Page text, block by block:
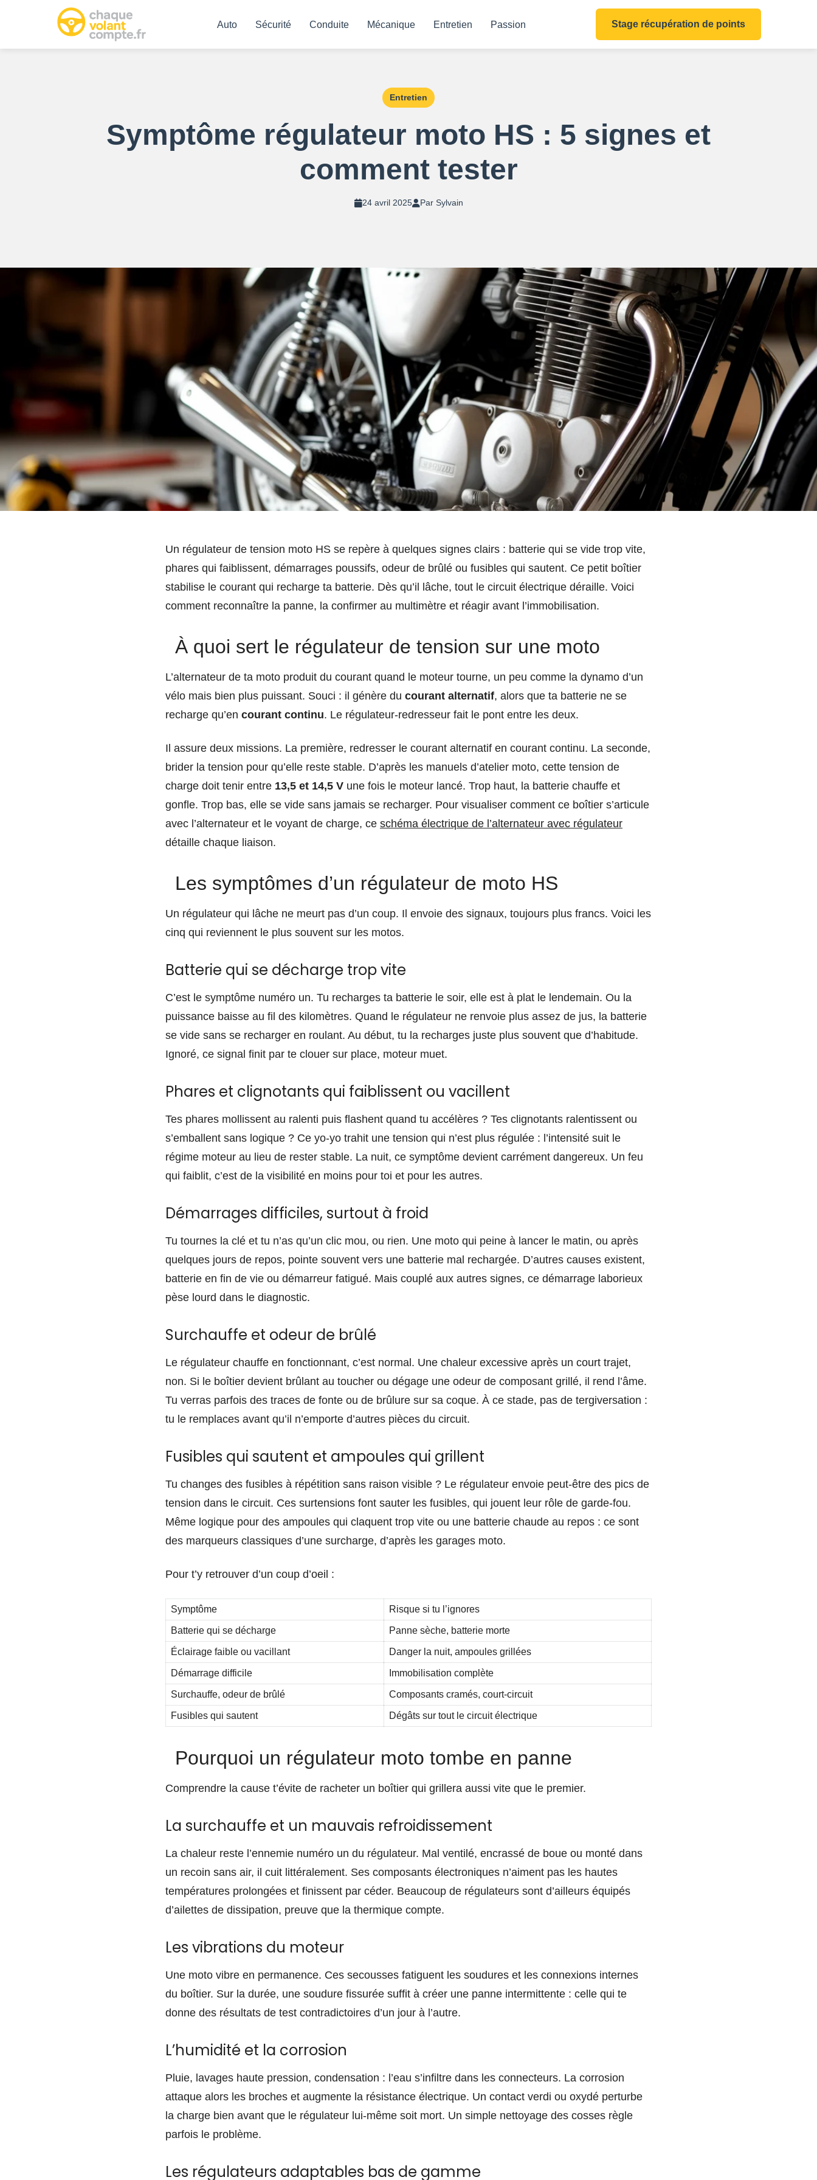
Auto Sécurité Conduite Mécanique Entretien Passion Stage récupération de points
Entretien
Symptôme régulateur moto HS : 5 signes et
comment tester
24 avril 2025 Par Sylvain
Un régulateur de tension moto HS se repère à quelques signes clairs : batterie qui se vide trop vite,
phares qui faiblissent, démarrages poussifs, odeur de brûlé ou fusibles qui sautent. Ce petit boîtier
stabilise le courant qui recharge ta batterie. Dès qu’il lâche, tout le circuit électrique déraille. Voici
comment reconnaître la panne, la confirmer au multimètre et réagir avant l’immobilisation.
À quoi sert le régulateur de tension sur une moto
L’alternateur de ta moto produit du courant quand le moteur tourne, un peu comme la dynamo d’un
vélo mais bien plus puissant. Souci : il génère du courant alternatif, alors que ta batterie ne se
recharge qu’en courant continu. Le régulateur-redresseur fait le pont entre les deux.
Il assure deux missions. La première, redresser le courant alternatif en courant continu. La seconde,
brider la tension pour qu’elle reste stable. D’après les manuels d’atelier moto, cette tension de
charge doit tenir entre 13,5 et 14,5 V une fois le moteur lancé. Trop haut, la batterie chauffe et
gonfle. Trop bas, elle se vide sans jamais se recharger. Pour visualiser comment ce boîtier s’articule
avec l’alternateur et le voyant de charge, ce schéma électrique de l’alternateur avec régulateur
détaille chaque liaison.
Les symptômes d’un régulateur de moto HS
Un régulateur qui lâche ne meurt pas d’un coup. Il envoie des signaux, toujours plus francs. Voici les
cinq qui reviennent le plus souvent sur les motos.
Batterie qui se décharge trop vite
C’est le symptôme numéro un. Tu recharges ta batterie le soir, elle est à plat le lendemain. Ou la
puissance baisse au fil des kilomètres. Quand le régulateur ne renvoie plus assez de jus, la batterie
se vide sans se recharger en roulant. Au début, tu la recharges juste plus souvent que d’habitude.
Ignoré, ce signal finit par te clouer sur place, moteur muet.
Phares et clignotants qui faiblissent ou vacillent
Tes phares mollissent au ralenti puis flashent quand tu accélères ? Tes clignotants ralentissent ou
s’emballent sans logique ? Ce yo-yo trahit une tension qui n’est plus régulée : l’intensité suit le
régime moteur au lieu de rester stable. La nuit, ce symptôme devient carrément dangereux. Un feu
qui faiblit, c’est de la visibilité en moins pour toi et pour les autres.
Démarrages difficiles, surtout à froid
Tu tournes la clé et tu n’as qu’un clic mou, ou rien. Une moto qui peine à lancer le matin, ou après
quelques jours de repos, pointe souvent vers une batterie mal rechargée. D’autres causes existent,
batterie en fin de vie ou démarreur fatigué. Mais couplé aux autres signes, ce démarrage laborieux
pèse lourd dans le diagnostic.
Surchauffe et odeur de brûlé
Le régulateur chauffe en fonctionnant, c’est normal. Une chaleur excessive après un court trajet,
non. Si le boîtier devient brûlant au toucher ou dégage une odeur de composant grillé, il rend l’âme.
Tu verras parfois des traces de fonte ou de brûlure sur sa coque. À ce stade, pas de tergiversation :
tu le remplaces avant qu’il n’emporte d’autres pièces du circuit.
Fusibles qui sautent et ampoules qui grillent
Tu changes des fusibles à répétition sans raison visible ? Le régulateur envoie peut-être des pics de
tension dans le circuit. Ces surtensions font sauter les fusibles, qui jouent leur rôle de garde-fou.
Même logique pour des ampoules qui claquent trop vite ou une batterie chaude au repos : ce sont
des marqueurs classiques d’une surcharge, d’après les garages moto.
Pour t’y retrouver d’un coup d’oeil :
Symptôme Risque si tu l’ignores
Batterie qui se décharge Panne sèche, batterie morte
Éclairage faible ou vacillant Danger la nuit, ampoules grillées
Démarrage difficile Immobilisation complète
Surchauffe, odeur de brûlé Composants cramés, court-circuit
Fusibles qui sautent Dégâts sur tout le circuit électrique
Pourquoi un régulateur moto tombe en panne
Comprendre la cause t’évite de racheter un boîtier qui grillera aussi vite que le premier.
La surchauffe et un mauvais refroidissement
La chaleur reste l’ennemie numéro un du régulateur. Mal ventilé, encrassé de boue ou monté dans
un recoin sans air, il cuit littéralement. Ses composants électroniques n’aiment pas les hautes
températures prolongées et finissent par céder. Beaucoup de régulateurs sont d’ailleurs équipés
d’ailettes de dissipation, preuve que la thermique compte.
Les vibrations du moteur
Une moto vibre en permanence. Ces secousses fatiguent les soudures et les connexions internes
du boîtier. Sur la durée, une soudure fissurée suffit à créer une panne intermittente : celle qui te
donne des résultats de test contradictoires d’un jour à l’autre.
L’humidité et la corrosion
Pluie, lavages haute pression, condensation : l’eau s’infiltre dans les connecteurs. La corrosion
attaque alors les broches et augmente la résistance électrique. Un contact verdi ou oxydé perturbe
la charge bien avant que le régulateur lui-même soit mort. Un simple nettoyage des cosses règle
parfois le problème.
Les régulateurs adaptables bas de gamme